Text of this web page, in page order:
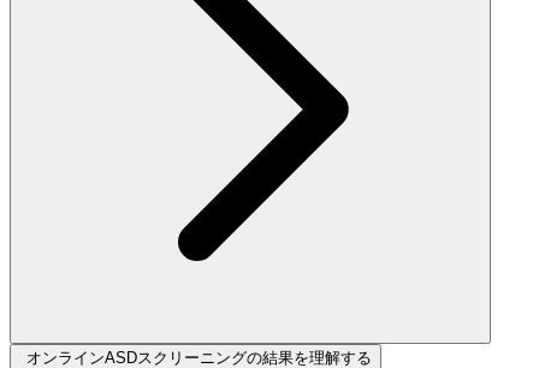
オンラインASDスクリーニングの結果を理解する